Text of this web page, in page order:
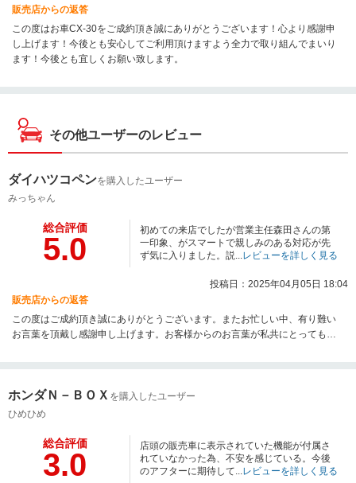
販売店からの返答
この度はお車CX-30をご成約頂き誠にありがとうございます！心より感謝申
し上げます！今後とも安心してご利用頂けますよう全力で取り組んでまいり
ます！今後とも宜しくお願い致します。
その他ユーザーのレビュー
ダイハツコペンを購入したユーザー
みっちゃん
総合評価
5.0
初めての来店でしたが営業主任森田さんの第
一印象、がスマートで親しみのある対応が先
ず気に入りました。説...レビューを詳しく見る
投稿日：2025年04月05日 18:04
販売店からの返答
この度はご成約頂き誠にありがとうございます。またお忙しい中、有り難い
お言葉を頂戴し感謝申し上げます。お客様からのお言葉が私共にとっても何
てまいりますので、今後とも宜しくお願い致します。
ホンダＮ－ＢＯＸ を購入したユーザー
ひめひめ
総合評価
3.0
店頭の販売車に表示されていた機能が付属さ
れていなかった為、不安を感じている。今後
のアフターに期待して...レビューを詳しく見る